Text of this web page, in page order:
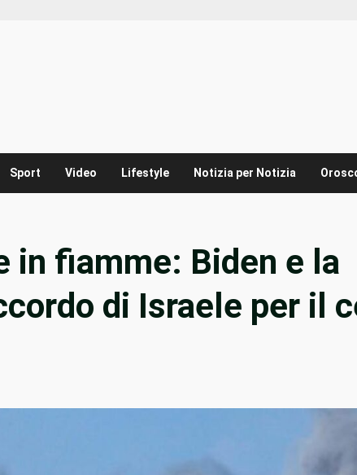
Sport Video Lifestyle Notizia per Notizia
in fiamme: Biden e la
di Israele per il